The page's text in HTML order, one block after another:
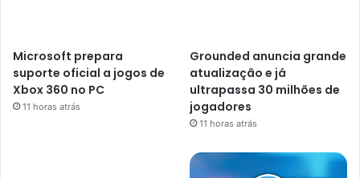
Microsoft prepara
suporte oficial a jogos de
Xbox 360 no PC
11 horas atrás
Grounded anuncia grande
atualização e já
ultrapassa 30 milhões de
jogadores
11 horas atrás